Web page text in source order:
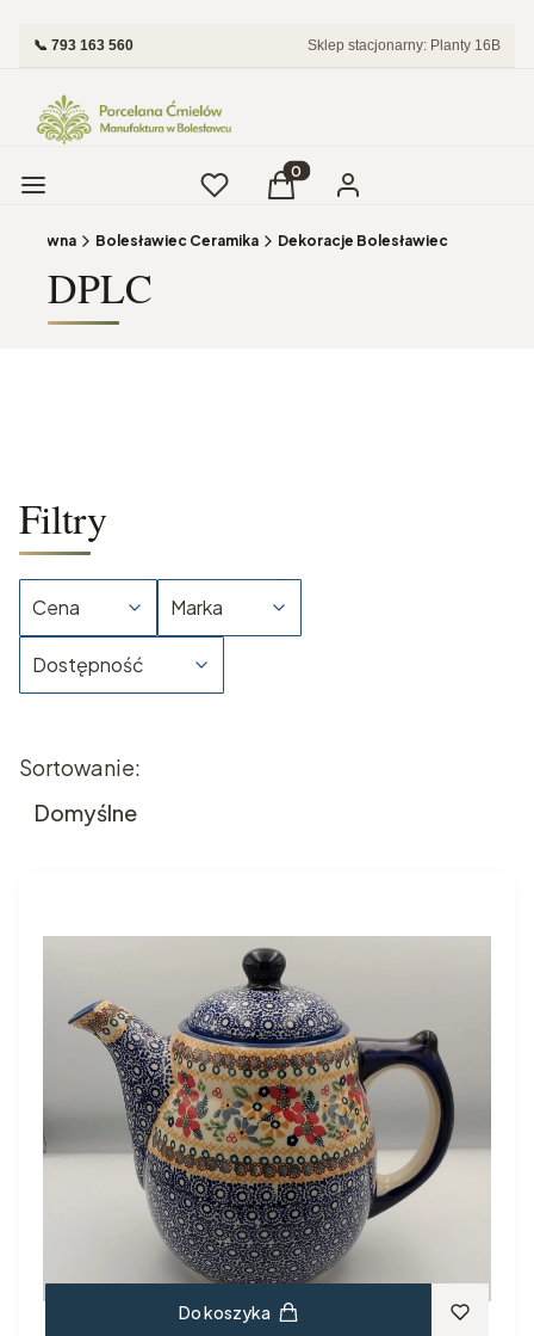
📞 793 163 560 Sklep stacjonarny: Planty 16B
Menu UlubioneProdukty w koszyku: 0.
Koszyk Zaloguj się
główna Bolesławiec Ceramika Dekoracje Bolesławiec
DPLC
Filtry
Cena Marka
Dostępność
Lista produktów
Sortowanie:
Domyślne
Do koszyka